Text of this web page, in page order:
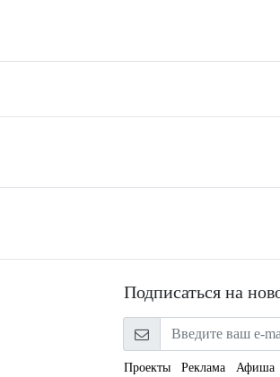
Подписаться на
Проекты Реклама Афиша